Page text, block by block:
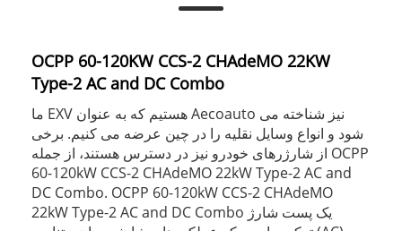
OCPP 60-120KW CCS-2 CHAdeMO 22KW
Type-2 AC and DC Combo
ما EXV هستیم که به عنوان Aecoauto نیز شناخته می
شود و انواع وسایل نقلیه را در چین عرضه می کنیم. برخی
از شارژرهای خودرو نیز در دسترس هستند، از جمله OCPP
60-120kW CCS-2 CHAdeMO 22kW Type-2 AC and
DC Combo. OCPP 60-120kW CCS-2 CHAdeMO
22kW Type-2 AC and DC Combo یک پست شارژ